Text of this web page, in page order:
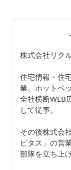
株式会社リク
住宅情報・住
業、ホットペ
全社横断WEB
して従事。
その後株式会
ピタス」の営
部隊を立ち上